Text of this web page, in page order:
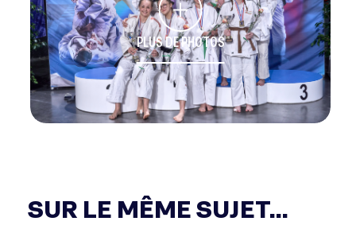
PLUS DE PHOTOS
SUR LE MÊME SUJET...